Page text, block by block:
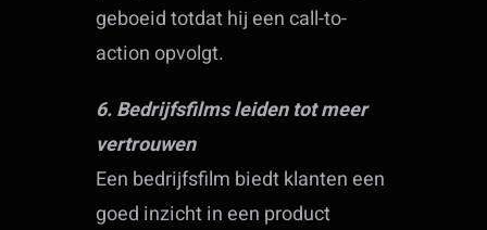
geboeid totdat hij een call-to-
action opvolgt.
6. Bedrijfsfilms leiden tot meer
vertrouwen
Een bedrijfsfilm biedt klanten een
goed inzicht in een product